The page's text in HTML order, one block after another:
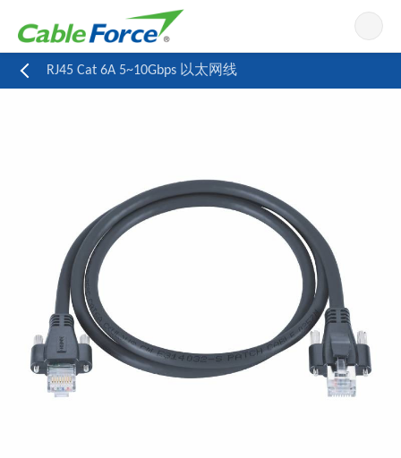
RJ45 Cat 6A 5~10Gbps 以太网线